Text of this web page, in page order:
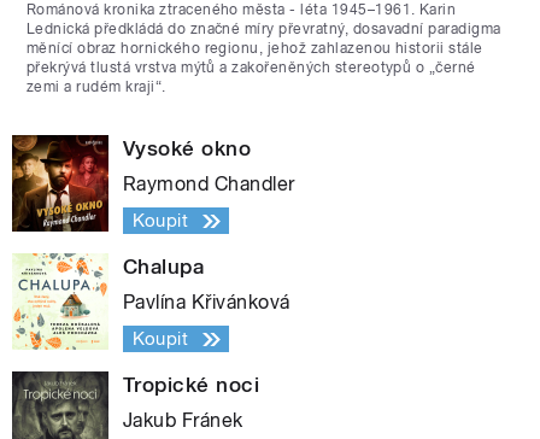
Románová kronika ztraceného města - léta 1945–1961. Karin
Lednická předkládá do značné míry převratný, dosavadní paradigma
měnící obraz hornického regionu, jehož zahlazenou historii stále
překrývá tlustá vrstva mýtů a zakořeněných stereotypů o „černé
zemi a rudém kraji“.
Vysoké okno
Raymond Chandler
Koupit
Chalupa
Pavlína Křivánková
Koupit
Tropické noci
Jakub Fránek